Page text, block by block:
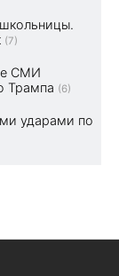
(7)
СМИ
Трампа (6)
ударами по